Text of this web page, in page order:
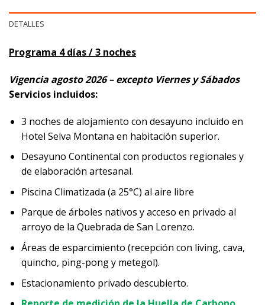
DETALLES
Programa 4 días / 3 noches
Vigencia agosto 2026 – excepto Viernes y Sábados
Servicios incluidos:
3 noches de alojamiento con desayuno incluido en
Hotel Selva Montana en habitación superior.
Desayuno Continental con productos regionales y
de elaboración artesanal.
Piscina Climatizada (a 25°C) al aire libre
Parque de árboles nativos y acceso en privado al
arroyo de la Quebrada de San Lorenzo.
Áreas de esparcimiento (recepción con living, cava,
quincho, ping-pong y metegol).
Estacionamiento privado descubierto.